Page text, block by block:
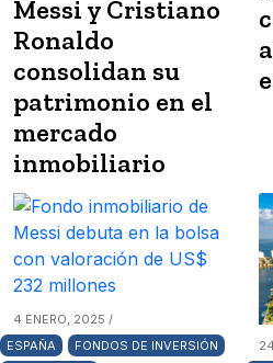
Messi y Cristiano
Ronaldo
consolidan su
patrimonio en el
mercado
inmobiliario
4 ENERO, 2025 /
ESPAÑA
FONDOS DE INVERSIÓN